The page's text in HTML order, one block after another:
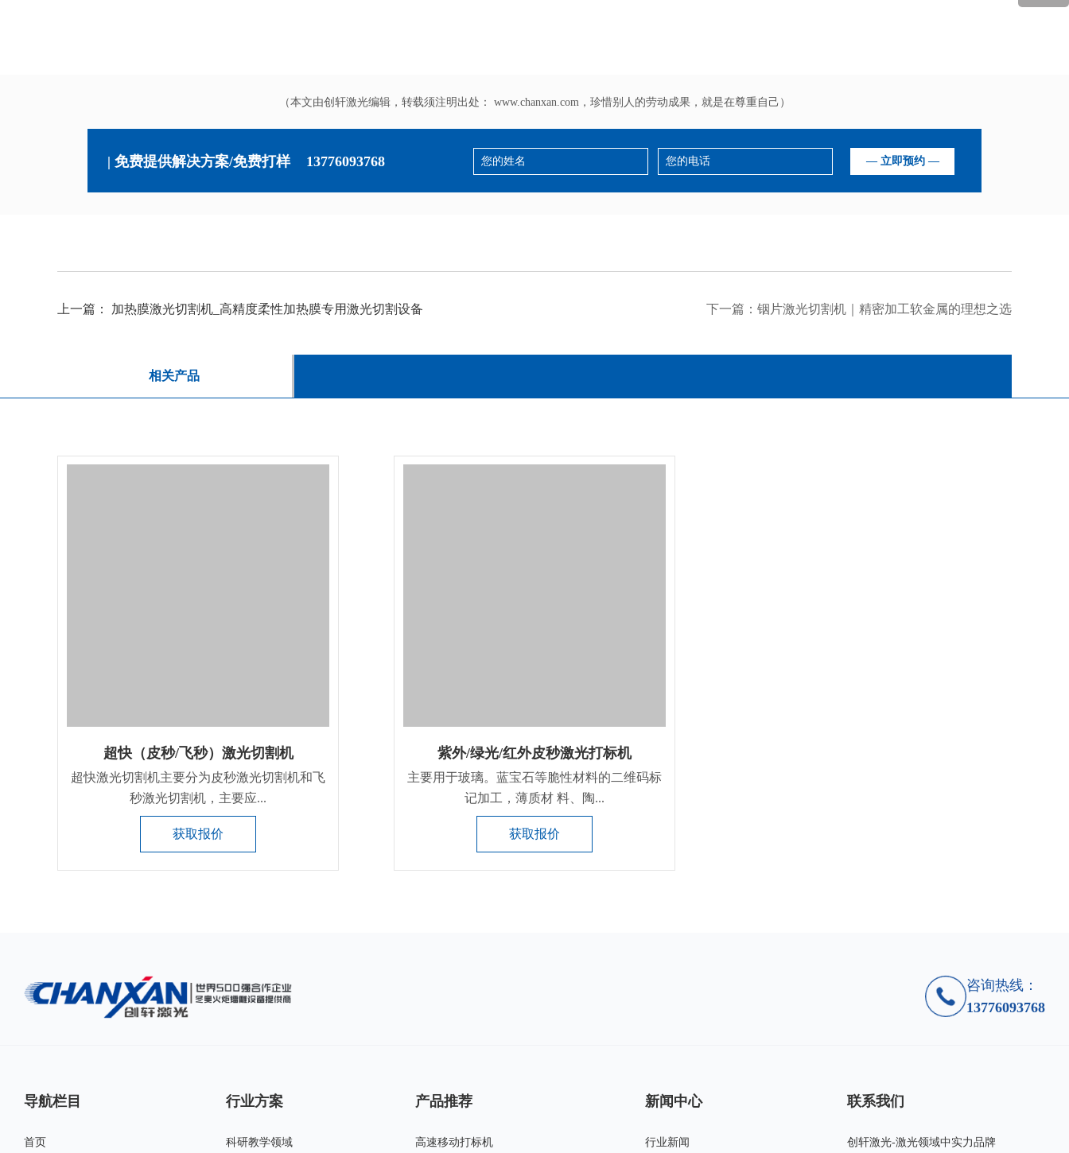
（本文由创轩激光编辑，转载须注明出处： www.chanxan.com，珍惜别人的劳动成果，就是在尊重自己）
| 免费提供解决方案/免费打样 13776093768
上一篇： 加热膜激光切割机_高精度柔性加热膜专用激光切割设备 下一篇： 铟片激光切割机｜精密加工软金属的理想之选
相关产品
超快（皮秒/飞秒）激光切割机
超快激光切割机主要分为皮秒激光切割机和飞
秒激光切割机，主要应...
获取报价
紫外/绿光/红外皮秒激光打标机
主要用于玻璃。蓝宝石等脆性材料的二维码标
记加工，薄质材 料、陶...
获取报价
咨询热线：
13776093768
导航栏目
首页
行业方案
科研教学领域
产品推荐
高速移动打标机
新闻中心
行业新闻
联系我们
创轩激光-激光领域中实力品牌